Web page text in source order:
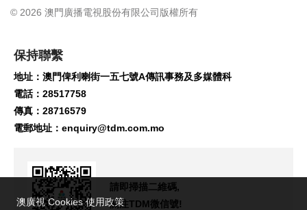
© 2026 澳門廣播電視股份有限公司版權所有
保持聯繫
地址：澳門俾利喇街一五七號A傳訊事務及多媒體科
電話：28517758
傳真：28716579
電郵地址： enquiry@tdm.com.mo
請即掃描二維碼,
關注TDM微信號!
澳廣視 Cookies 使用政策